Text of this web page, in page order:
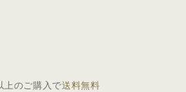
上のご購入で送料無料